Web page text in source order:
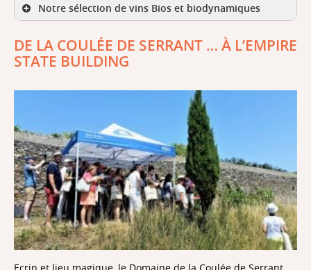
Notre sélection de vins Bios et biodynamiques
DE LA COULÉE DE SERRANT … À L’EMPIRE
STATE BUILDING